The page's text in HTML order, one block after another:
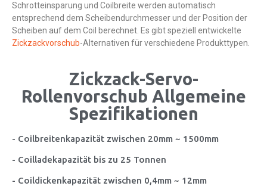
Schrotteinsparung und Coilbreite werden automatisch
entsprechend dem Scheibendurchmesser und der Position der
Scheiben auf dem Coil berechnet. Es gibt speziell entwickelte
Zickzackvorschub-Alternativen für verschiedene Produkttypen.
Zickzack-Servo-
Rollenvorschub Allgemeine
Spezifikationen
- Coilbreitenkapazität zwischen 20mm ~ 1500mm
- Coilladekapazität bis zu 25 Tonnen
- Coildickenkapazität zwischen 0,4mm ~ 12mm